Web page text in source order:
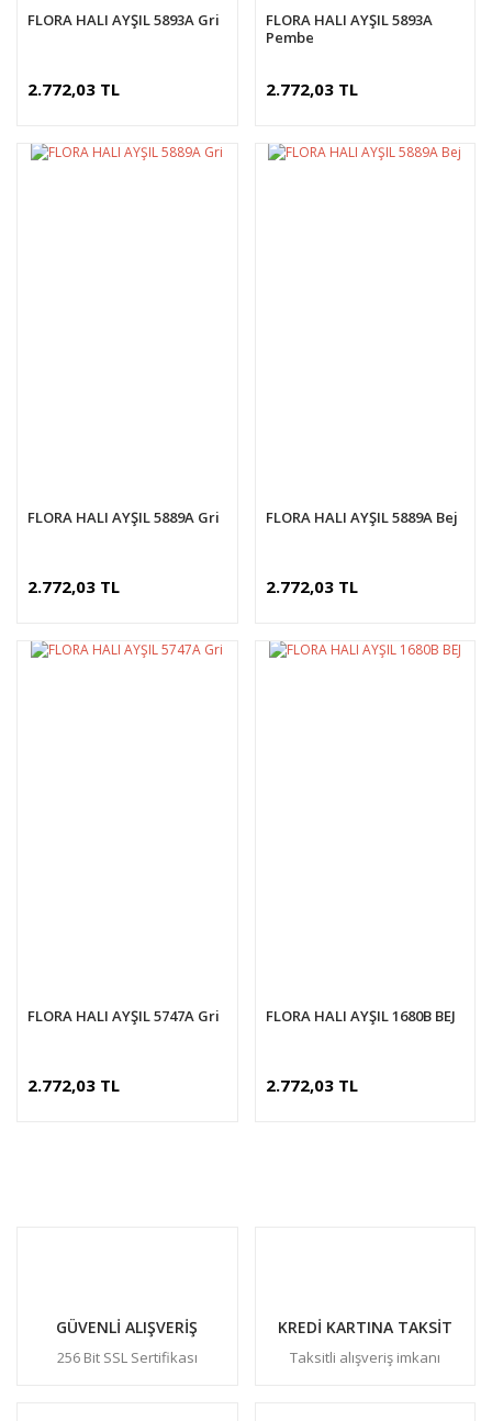
FLORA HALI AYŞIL 5893A Gri
2.772,03 TL
FLORA HALI AYŞIL 5893A
Pembe
2.772,03 TL
FLORA HALI AYŞIL 5889A Gri
2.772,03 TL
FLORA HALI AYŞIL 5889A Bej
2.772,03 TL
FLORA HALI AYŞIL 5747A Gri
2.772,03 TL
FLORA HALI AYŞIL 1680B BEJ
2.772,03 TL
GÜVENLİ ALIŞVERİŞ
256 Bit SSL Sertifikası
KREDİ KARTINA TAKSİT
Taksitli alışveriş imkanı